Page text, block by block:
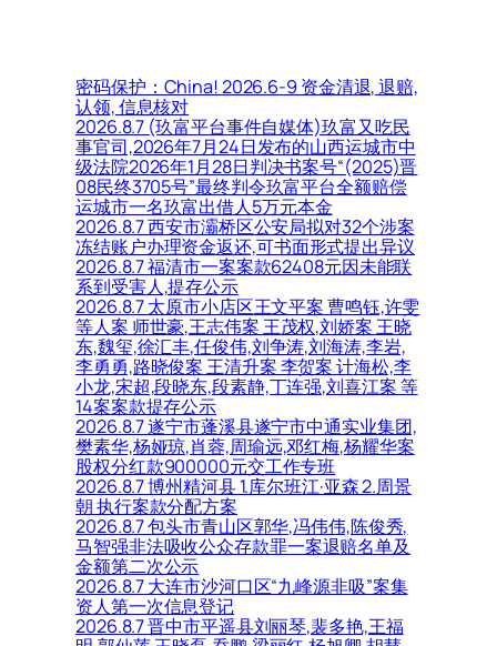
密码保护：China! 2026.6-9 资金清退, 退赔,
认领, 信息核对
2026.8.7 (玖富平台事件自媒体)玖富又吃民
事官司,2026年7月24日发布的山西运城市中
级法院2026年1月28日判决书案号“(2025)晋
08民终3705号”最终判令玖富平台全额赔偿
运城市一名玖富出借人5万元本金
2026.8.7 西安市灞桥区公安局拟对32个涉案
冻结账户办理资金返还,可书面形式提出异议
2026.8.7 福清市一案案款62408元因未能联
系到受害人,提存公示
2026.8.7 太原市小店区王文平案 曹鸣钰,许雯
等人案 师世豪,王志伟案 王茂权,刘娇案 王晓
东,魏玺,徐汇丰,任俊伟,刘争涛,刘海涛,李岩,
李勇勇,路晓俊案 王清升案 李贺案 计海松,李
小龙,宋超,段晓东,段素静,丁连强,刘喜江案 等
14案案款提存公示
2026.8.7 遂宁市蓬溪县遂宁市中通实业集团,
樊素华,杨娅琼,肖蓉,周瑜远,邓红梅,杨耀华案
股权分红款900000元交工作专班
2026.8.7 博州精河县 1.库尔班江·亚森 2.周景
朝 执行案款分配方案
2026.8.7 包头市青山区郭华,冯伟伟,陈俊秀,
马智强非法吸收公众存款罪一案退赔名单及
金额第二次公示
2026.8.7 大连市沙河口区“九峰源非吸”案集
资人第一次信息登记
2026.8.7 晋中市平遥县刘丽琴,裴多艳,王福